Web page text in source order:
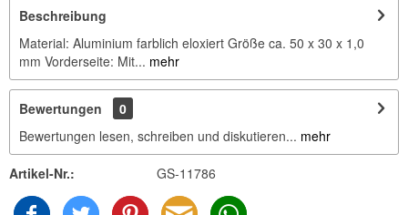
Beschreibung
Material: Aluminium farblich eloxiert Größe ca. 50 x 30 x 1,0
mm Vorderseite: Mit... mehr
Bewertungen
0
Bewertungen lesen, schreiben und diskutieren... mehr
Artikel-Nr.: GS-11786